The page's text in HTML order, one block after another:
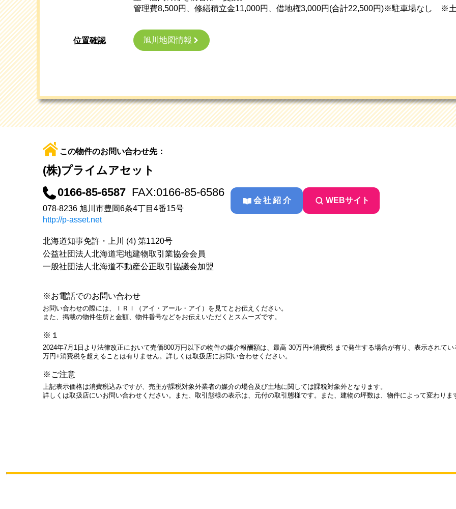
管理費8,500円、修繕積立金11,000円、借地権3,000円(合計22,500円)※駐車場なし ※
位置確認 旭川地図情報
この物件のお問い合わせ先：
(株)プライムアセット
0166-85-6587 FAX:0166-85-6586
078-8236 旭川市豊岡6条4丁目4番15号
http://p-asset.net
会社紹介 WEBサイト
北海道知事免許・上川 (4) 第1120号
公益社団法人北海道宅地建物取引業協会会員
一般社団法人北海道不動産公正取引協議会加盟
※お電話でのお問い合わせ
お問い合わせの際には、ＩＲＩ（アイ・アール・アイ）を見てとお伝えください。
また、掲載の物件住所と金額、物件番号などをお伝えいただくとスムーズです。
※１
2024年7月1日より法律改正において売価800万円以下の物件の媒介報酬額は、最高 30万円+消費税 まで発生する場合が有り、表示されて
万円+消費税を超えることは有りません。詳しくは取扱店にお問い合わせください。
※ご注意
上記表示価格は消費税込みですが、売主が課税対象外業者の媒介の場合及び土地に関しては課税対象外となります。
詳しくは取扱店にいお問い合わせください。また、取引態様の表示は、元付の取引態様です。また、建物の坪数は、物件によって変わり